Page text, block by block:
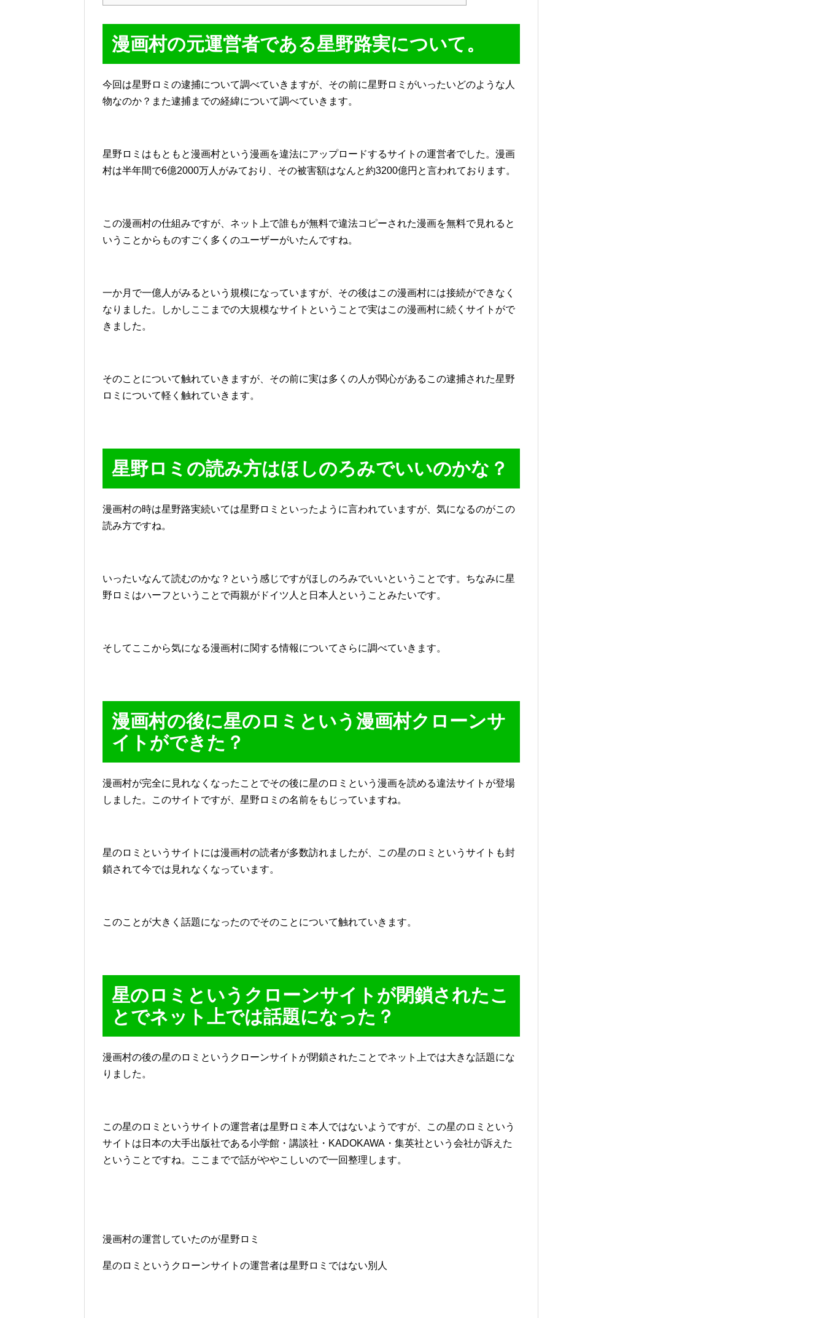
漫画村の元運営者である星野路実について。
今回は星野ロミの逮捕について調べていきますが、その前に星野ロミがいったいどのような人
物なのか？また逮捕までの経緯について調べていきます。
星野ロミはもともと漫画村という漫画を違法にアップロードするサイトの運営者でした。漫画
村は半年間で6億2000万人がみており、その被害額はなんと約3200億円と言われております。
この漫画村の仕組みですが、ネット上で誰もが無料で違法コピーされた漫画を無料で見れると
いうことからものすごく多くのユーザーがいたんですね。
一か月で一億人がみるという規模になっていますが、その後はこの漫画村には接続ができなく
なりました。しかしここまでの大規模なサイトということで実はこの漫画村に続くサイトがで
きました。
そのことについて触れていきますが、その前に実は多くの人が関心があるこの逮捕された星野
ロミについて軽く触れていきます。
星野ロミの読み方はほしのろみでいいのかな？
漫画村の時は星野路実続いては星野ロミといったように言われていますが、気になるのがこの
読み方ですね。
いったいなんて読むのかな？という感じですがほしのろみでいいということです。ちなみに星
野ロミはハーフということで両親がドイツ人と日本人ということみたいです。
そしてここから気になる漫画村に関する情報についてさらに調べていきます。
漫画村の後に星のロミという漫画村クローンサ
イトができた？
漫画村が完全に見れなくなったことでその後に星のロミという漫画を読める違法サイトが登場
しました。このサイトですが、星野ロミの名前をもじっていますね。
星のロミというサイトには漫画村の読者が多数訪れましたが、この星のロミというサイトも封
鎖されて今では見れなくなっています。
このことが大きく話題になったのでそのことについて触れていきます。
星のロミというクローンサイトが閉鎖されたこ
とでネット上では話題になった？
漫画村の後の星のロミというクローンサイトが閉鎖されたことでネット上では大きな話題にな
りました。
この星のロミというサイトの運営者は星野ロミ本人ではないようですが、この星のロミという
サイトは日本の大手出版社である小学館・講談社・KADOKAWA・集英社という会社が訴えた
ということですね。ここまでで話がややこしいので一回整理します。
漫画村の運営していたのが星野ロミ
星のロミというクローンサイトの運営者は星野ロミではない別人